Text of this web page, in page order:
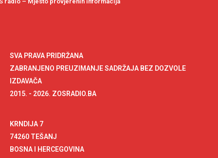
SVA PRAVA PRIDRŽANA
ZABRANJENO PREUZIMANJE SADRŽAJA BEZ DOZVOLE
IZDAVAČA
2015. - 2026. ZOSRADIO.BA
KRNDIJA 7
74260 TEŠANJ
BOSNA I HERCEGOVINA